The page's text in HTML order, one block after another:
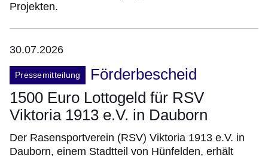
Projekten.
30.07.2026
Pressemitteilung
Förderbescheid
1500 Euro Lottogeld für RSV
Viktoria 1913 e.V. in Dauborn
Der Rasensportverein (RSV) Viktoria 1913 e.V. in
Dauborn, einem Stadtteil von Hünfelden, erhält